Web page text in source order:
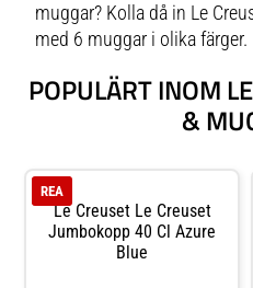
muggar? Kolla då in Le
med 6 muggar i olika färger.
POPULÄRT INOM
&
Le Creuset Le Creuset
Jumbokopp 40 Cl Azure
Blue
REA